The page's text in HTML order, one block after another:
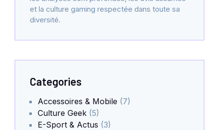
et la culture gaming respectée dans toute sa
diversité.
Categories
Accessoires & Mobile (7)
Culture Geek (5)
E-Sport & Actus (3)